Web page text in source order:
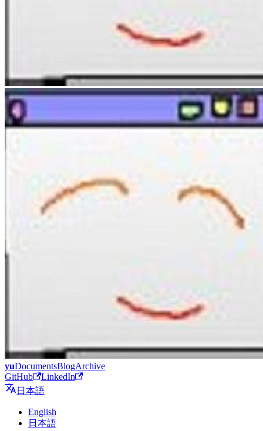
yuDocumentsBlogArchive
GitHub
LinkedIn
日本語
English
日本語